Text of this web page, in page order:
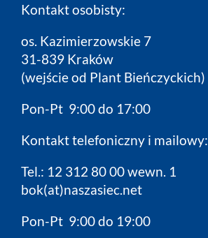
Kontakt osobisty:
os. Kazimierzowskie 7
31-839 Kraków
(wejście od Plant Bieńczyckich)
Pon-Pt 9:00 do 17:00
Kontakt telefoniczny i mailowy:
Tel.: 12 312 80 00 wewn. 1
bok(at)naszasiec.net
Pon-Pt 9:00 do 19:00